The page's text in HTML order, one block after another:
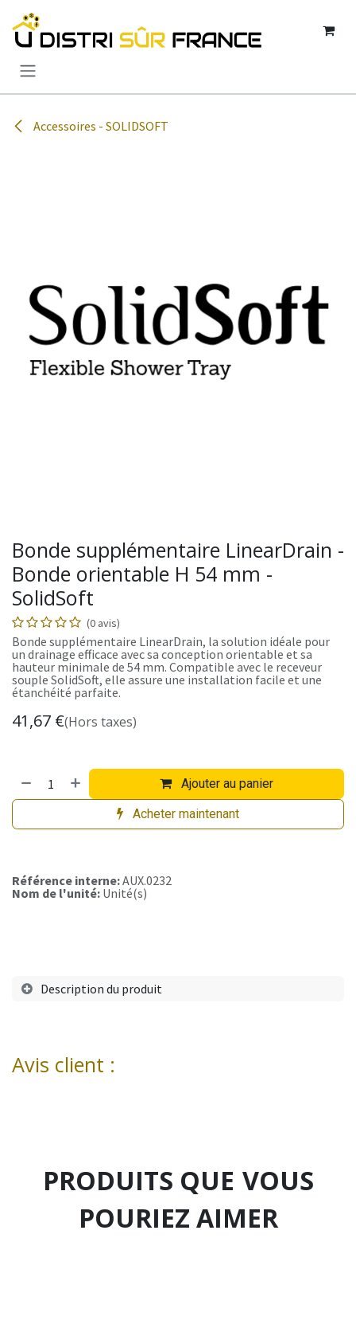
Accessoires - SOLIDSOFT
Bonde supplémentaire LinearDrain -
Bonde orientable H 54 mm -
SolidSoft
(0 avis)
Bonde supplémentaire LinearDrain, la solution idéale pour
un drainage efficace avec sa conception orientable et sa
hauteur minimale de 54 mm. Compatible avec le receveur
souple SolidSoft, elle assure une installation facile et une
étanchéité parfaite.
41,67 €(Hors taxes)
Ajouter au panier
Acheter maintenant
Référence interne:AUX.0232
Nom de l'unité: Unité(s)
Description du produit
Avis client :
PRODUITS QUE VOUS
POURIEZ AIMER